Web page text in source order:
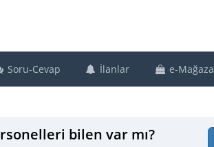
Soru-Cevap İlanlar e-Mağaza
bilen var mı?